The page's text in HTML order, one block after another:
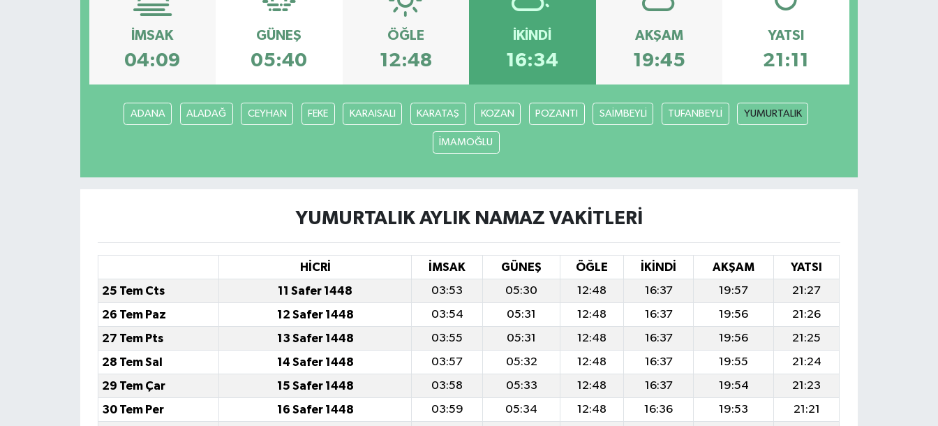
İMSAK
04:09
GÜNEŞ
05:40
ÖĞLE
12:48
İKINDI
16:34
AKŞAM
19:45
YATSI
21:11
ADANA ALADAĞ CEYHAN FEKE KARAISALI KARATAŞ KOZAN POZANTI SAİMBEYLİ TUFANBEYLİ YUMURTALIK
İMAMOĞLU
YUMURTALIK AYLIK NAMAZ VAKITLERI
HİCRİ İMSAK GÜNEŞ ÖĞLE İKINDI AKŞAM
YATSI
25 Tem Cts
11 Safer 1448 03:53 05:30 12:48 16:37 19:57
21:27
26 Tem Paz
12 Safer 1448 03:54 05:31 12:48 16:37 19:56
21:26
27 Tem Pts
13 Safer 1448 03:55 05:31 12:48 16:37 19:56
21:25
28 Tem Sal
14 Safer 1448 03:57 05:32 12:48 16:37 19:55
21:24
29 Tem Çar
15 Safer 1448 03:58 05:33 12:48 16:37 19:54
21:23
30 Tem Per
16 Safer 1448 03:59 05:34 12:48 16:36 19:53
21:21